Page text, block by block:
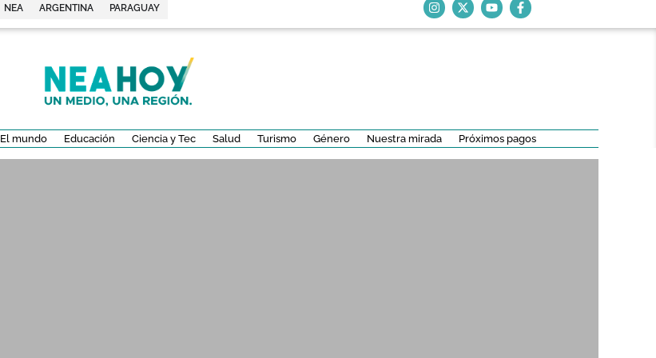
NEA ARGENTINA PARAGUAY
El mundo Educación Ciencia y Tec Salud Turismo Género Nuestra mirada Próximos pagos